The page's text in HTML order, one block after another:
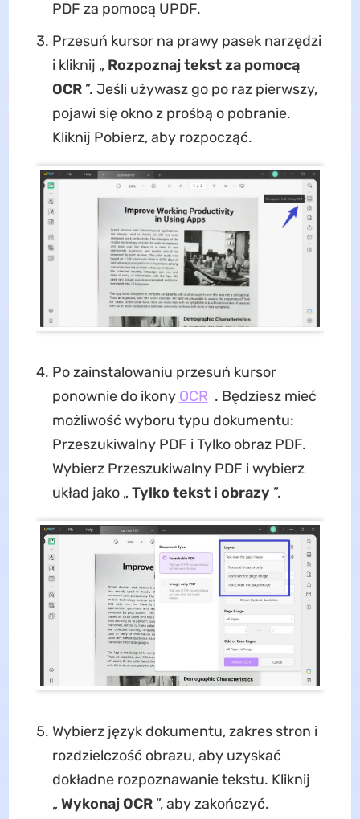
PDF za pomocą UPDF.
Przesuń kursor na prawy pasek narzędzi
i kliknij „ Rozpoznaj tekst za pomocą
OCR”. Jeśli używasz go po raz pierwszy,
pojawi się okno z prośbą o pobranie.
Kliknij Pobierz, aby rozpocząć.
Po zainstalowaniu przesuń kursor
ponownie do ikony OCR . Będziesz mieć
możliwość wyboru typu dokumentu:
Przeszukiwalny PDF i Tylko obraz PDF.
Wybierz Przeszukiwalny PDF i wybierz
układ jako „ Tylko tekst i obrazy ”.
Wybierz język dokumentu, zakres stron i
rozdzielczość obrazu, aby uzyskać
dokładne rozpoznawanie tekstu. Kliknij
„ Wykonaj OCR”, aby zakończyć.